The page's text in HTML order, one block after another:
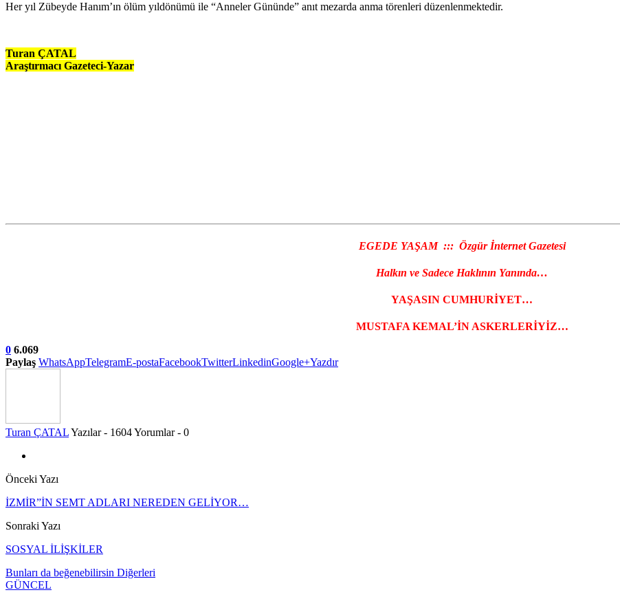
Her yıl Zübeyde Hanım’ın ölüm yıldönümü ile “Anneler Gününde” anıt mezarda anma törenleri düzenlenmektedir.
Turan ÇATAL
Araştırmacı Gazeteci-Yazar
EGEDE YAŞAM ::: Özgür İnternet Gazetesi
Halkın ve Sadece Haklının Yanında…
YAŞASIN CUMHURİYET…
MUSTAFA KEMAL’İN ASKERLERİYİZ…
0 6.069
Paylaş WhatsAppTelegramE-postaFacebookTwitterLinkedinGoogle+Yazdır
Turan ÇATALYazılar - 1604Yorumlar - 0
Önceki Yazı
İZMİR”İN SEMT ADLARI NEREDEN GELİYOR…
Sonraki Yazı
SOSYAL İLİŞKİLER
Bunları da beğenebilirsin Diğerleri
GÜNCEL